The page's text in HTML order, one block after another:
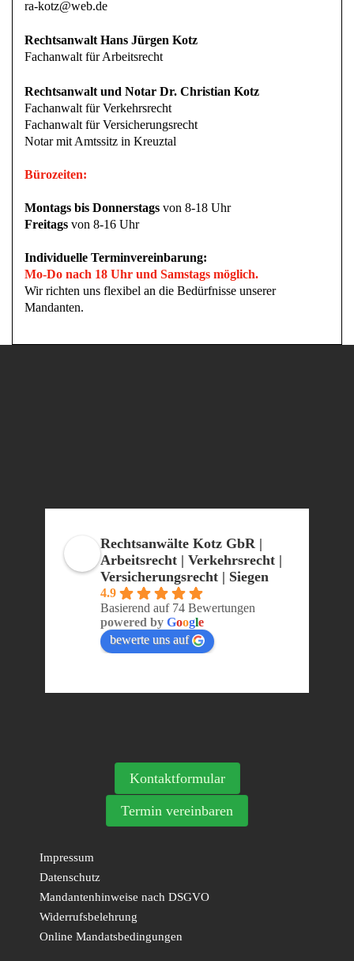
ra-kotz@web.de
Rechtsanwalt Hans Jürgen Kotz
Fachanwalt für Arbeitsrecht
Rechtsanwalt und Notar Dr. Christian Kotz
Fachanwalt für Verkehrsrecht
Fachanwalt für Versicherungsrecht
Notar mit Amtssitz in Kreuztal
Bürozeiten:
Montags bis Donnerstags von 8-18 Uhr
Freitags von 8-16 Uhr
Individuelle Terminvereinbarung:
Mo-Do nach 18 Uhr und Samstags möglich.
Wir richten uns flexibel an die Bedürfnisse unserer
Mandanten.
Rechtsanwälte Kotz GbR |
Arbeitsrecht | Verkehrsrecht |
Versicherungsrecht | Siegen
4.9
Basierend auf 74 Bewertungen
powered by Google
bewerte uns auf
Kontaktformular
Termin vereinbaren
Impressum
Datenschutz
Mandantenhinweise nach DSGVO
Widerrufsbelehrung
Online Mandatsbedingungen